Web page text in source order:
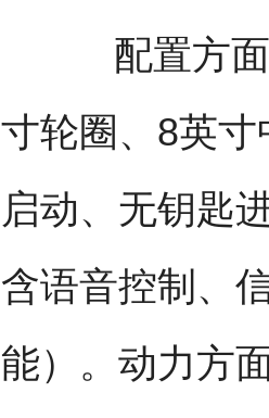
配置方面
寸轮圈、8英
启动、无钥匙
含语音控制、
能）。动力方